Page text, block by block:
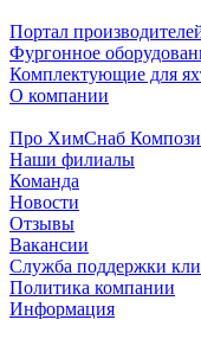
Портал
Фургонное
Комплектующие для
О компании
Про ХимСнаб
Наши филиалы
Команда
Новости
Отзывы
Вакансии
Служба поддержки
Политика компании
Информация